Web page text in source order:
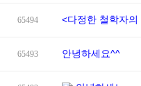
65494 <다정한 철학자
65493 안녕하세요^^